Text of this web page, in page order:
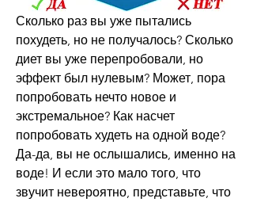
Сколько раз вы уже пытались
похудеть, но не получалось? Сколько
диет вы уже перепробовали, но
эффект был нулевым? Может, пора
попробовать нечто новое и
экстремальное? Как насчет
попробовать худеть на одной воде?
Да-да, вы не ослышались, именно на
воде! И если это мало того, что
звучит невероятно, представьте, что